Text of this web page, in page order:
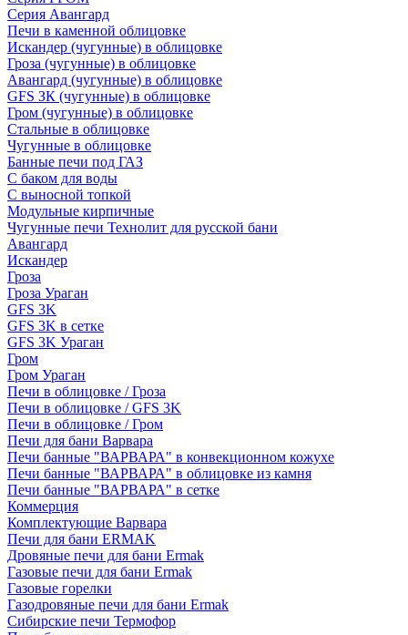
Серия Авангард
Печи в каменной облицовке
Искандер (чугунные) в облицовке
Гроза (чугунные) в облицовке
Авангард (чугунные) в облицовке
GFS ЗК (чугунные) в облицовке
Гром (чугунные) в облицовке
Стальные в облицовке
Чугунные в облицовке
Банные печи под ГАЗ
С баком для воды
С выносной топкой
Модульные кирпичные
Чугунные печи Технолит для русской бани
Авангард
Искандер
Гроза
Гроза Ураган
GFS 3K
GFS 3K в сетке
GFS 3K Ураган
Гром
Гром Ураган
Печи в облицовке / Гроза
Печи в облицовке / GFS 3K
Печи в облицовке / Гром
Печи для бани Варвара
Печи банные "ВАРВАРА" в конвекционном кожухе
Печи банные "ВАРВАРА" в облицовке из камня
Печи банные "ВАРВАРА" в сетке
Коммерция
Комплектующие Варвара
Печи для бани ERMAK
Дровяные печи для бани Ermak
Газовые печи для бани Ermak
Газовые горелки
Газодровяные печи для бани Ermak
Сибирские печи Термофор